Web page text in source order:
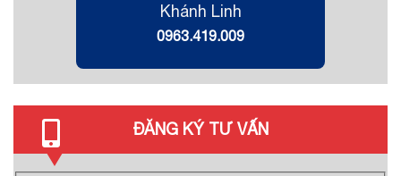
Khánh Linh
0963.419.009
ĐĂNG KÝ TƯ VẤN